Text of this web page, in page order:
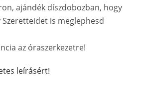
ajándék díszdobozban, hogy
is meglephesd
az óraszerkezetre!
leírásért!